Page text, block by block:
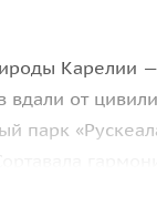
Карелии
от
парк